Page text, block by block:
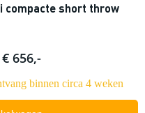
compacte short throw
€ 656,-
binnen circa 4 weken